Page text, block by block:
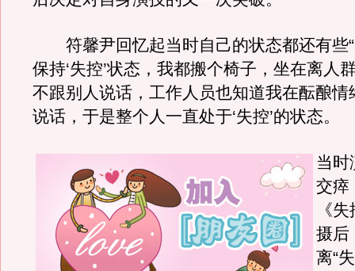
符馨尹回忆起当时自己的状态都还有些“
保持‘失控’状态，我都搬个椅子，坐在离人
不跟别人说话，工作人员也知道我在酝酿情
说话，于是整个人一直处于‘失控’的状态。
当时
交瘁
《
摄后
离“